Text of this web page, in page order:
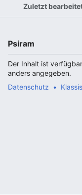
Zuletzt
Psiram
Der Inhalt ist
anders angegeben.
Datenschutz